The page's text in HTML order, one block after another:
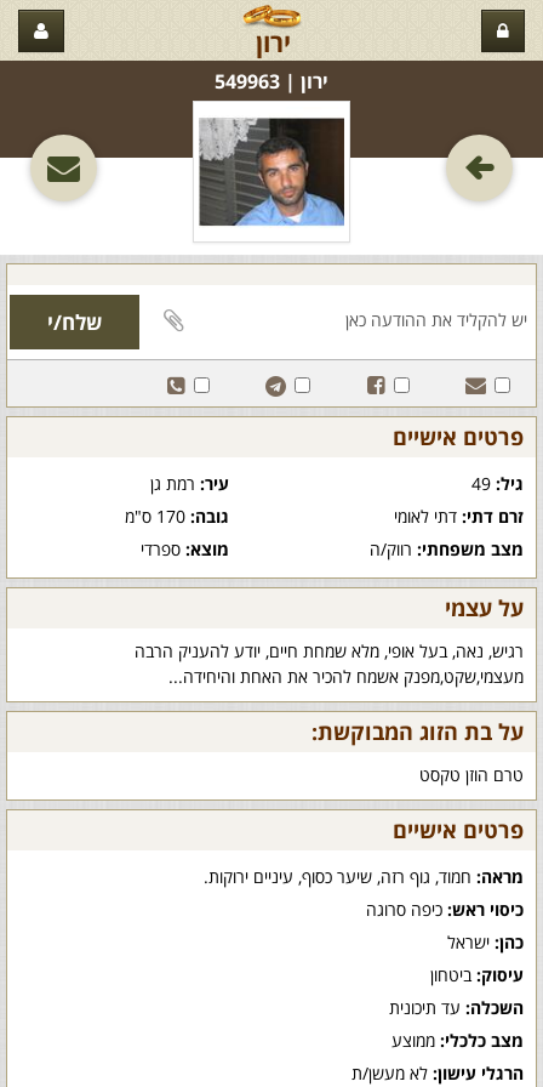
ירון
ירון‏ | 549963
פרטים אישיים
גיל: עיר:רמת גן
זרם דתי: דתי לאומי גובה:170 ס"מ
מצב משפחתי: רווק/ה מוצא:ספרדי
על עצמי
רגיש, נאה, בעל אופי, מלא שמחת חיים, יודע להעניק הרבה
מעצמי,שקט,מפנק אשמח להכיר את האחת והיחידה...
על בת הזוג המבוקשת:
טרם הוזן טקסט
פרטים אישיים
מראה: חמוד, גוף רזה, שיער כסוף, עיניים ירוקות.
כיסוי ראש: כיפה סרוגה
כהן: ישראל
עיסוק: ביטחון
השכלה: עד תיכונית
מצב כלכלי: ממוצע
הרגלי עישון: לא מעשן/ת